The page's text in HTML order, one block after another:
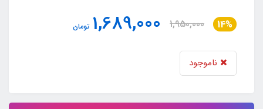
14%
1,950,000
1,689,000 تومان
ناموجود